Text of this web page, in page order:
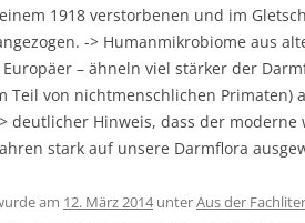
1918 verstorbenen und im
-> Humanmikrobiome aus
– ähneln viel stärker der
Teil von nichtmenschlichen Primaten)
deutlicher Hinweis, dass der
stark auf unsere Darmflora
am 12. März 2014unterAus der